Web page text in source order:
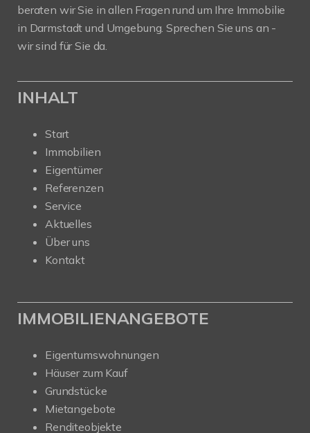
beraten wir Sie in allen Fragen rund um Ihre Immobilie
in Darmstadt und Umgebung. Sprechen Sie uns an -
wir sind für Sie da.
INHALT
Start
Immobilien
Eigentümer
Referenzen
Service
Aktuelles
Über uns
Kontakt
IMMOBILIENANGEBOTE
Eigentumswohnungen
Häuser zum Kauf
Grundstücke
Mietangebote
Renditeobjekte